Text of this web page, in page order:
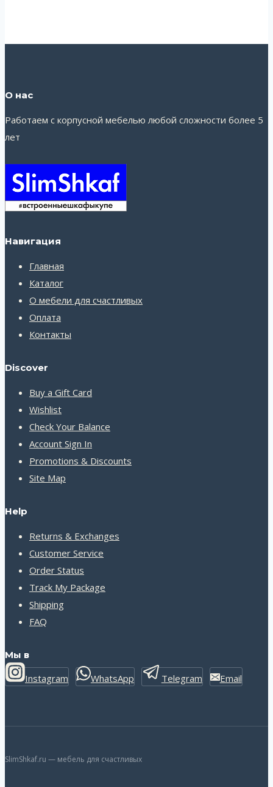
О нас
Работаем с корпусной мебелью любой сложности более 5
лет
Навигация
Главная
Каталог
О мебели для счастливых
Оплата
Контакты
Discover
Buy a Gift Card
Wishlist
Check Your Balance
Account Sign In
Promotions & Discounts
Site Map
Help
Returns & Exchanges
Customer Service
Order Status
Track My Package
Shipping
FAQ
Мы в
Instagram WhatsApp Telegram Email
SlimShkaf.ru — мебель для счастливых